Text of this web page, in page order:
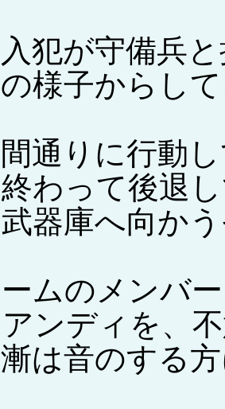
入犯が守備兵
の様子からし
間通りに行動
わって後退
器庫へ向か
ムのメンバ
ンディを、
は音のする